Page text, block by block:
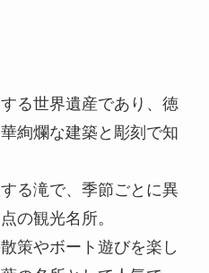
る世界遺産であり、徳
絢爛な建築と彫刻で知
る滝で、季節ごとに異
の観光名所。
策やボート遊びを楽し